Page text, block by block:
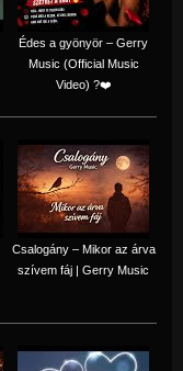
Édes a gyönyör – Gerry
Music (Official Music
Video) ?❤️
Csalogány – Mikor az árva
szívem fáj | Gerry Music